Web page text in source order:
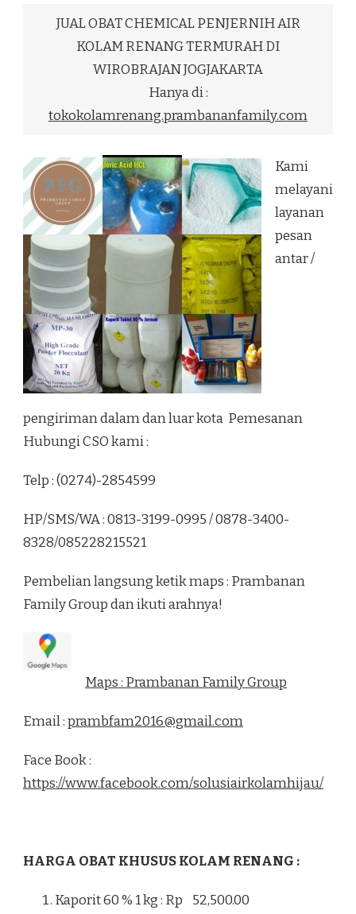
KOLAM
TERMURAH
DI
JUAL OBAT CHEMICAL PENJERNIH AIR
KOLAM RENANG TERMURAH DI
WIROBRAJAN JOGJAKARTA
Hanya di :
tokokolamrenang.prambananfamily.com
Kami
melayani
layanan
pesan
antar /
pengiriman dalam dan luar kota Pemesanan
Hubungi CSO kami :
Telp : (0274)-2854599
HP/SMS/WA : 0813-3199-0995 / 0878-3400-
8328/085228215521
Pembelian langsung ketik maps : Prambanan
Family Group dan ikuti arahnya!
Maps : Prambanan Family Group
Email :prambfam2016@gmail.com
Face Book :
https://www.facebook.com/solusiairkolamhijau/
HARGA OBAT KHUSUS KOLAM RENANG :
Kaporit 60 % 1 kg : Rp 52,500.00